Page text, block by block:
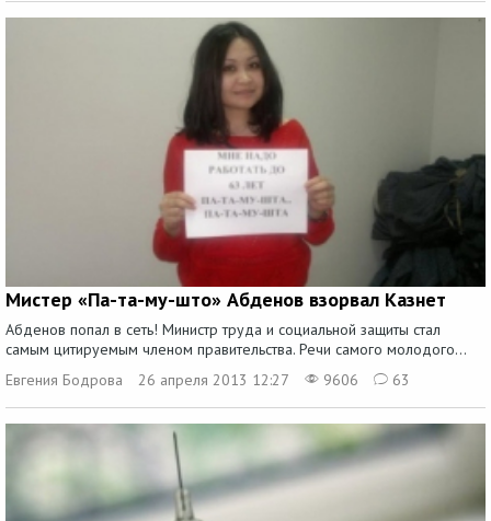
Мистер «Па-та-му-што» Абденов взорвал Казнет
Абденов попал в сеть! Министр труда и социальной защиты стал
самым цитируемым членом правительства. Речи самого молодого...
Евгения Бодрова
26 апреля 2013 12:27 9606 63